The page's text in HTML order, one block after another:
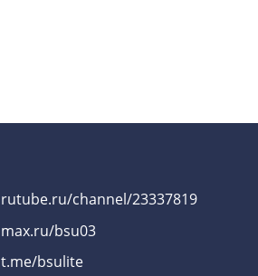
rutube.ru/channel/23337819
max.ru/bsu03
t.me/bsulite